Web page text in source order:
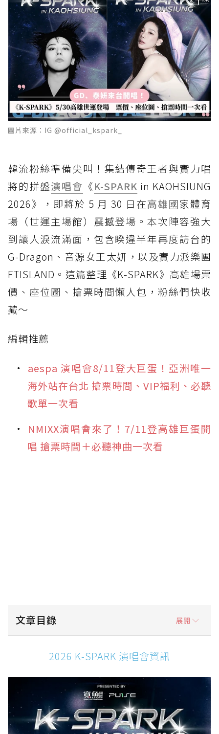
圖片來源：IG @official_kspark_
韓流粉絲準備尖叫！集結傳奇王者與實力唱
將的拼盤演唱會 《K-SPARK in KAOHSIUNG
2026》，即將於 5 月 30 日在高雄國家體育
場（世運主場館）震撼登場。本次陣容強大
到讓人淚流滿面，包含睽違半年再度訪台的
G-Dragon、音源女王太妍，以及實力派樂團
FTISLAND。這篇整理《K-SPARK》高雄場票
價、座位圖、搶票時間懶人包，粉絲們快收
藏～
編輯推薦
aespa 演唱會8/11登大巨蛋！亞洲唯一
海外站在台北 搶票時間、VIP福利、必聽
歌單一次看
NMIXX演唱會來了！7/11登高雄巨蛋開
唱 搶票時間＋必聽神曲一次看
文章目錄 展開
2026 K-SPARK 演唱會資訊
2026 K-SPARK 演唱會搶票方式一次看
2026 K-SPARK 演唱會資訊